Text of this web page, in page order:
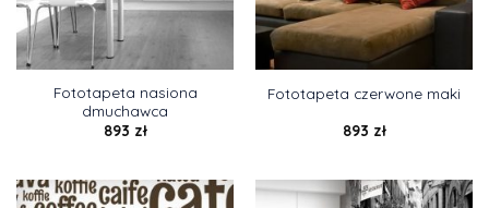
Fototapeta nasiona
dmuchawca
893 zł
Fototapeta czerwone maki
893 zł